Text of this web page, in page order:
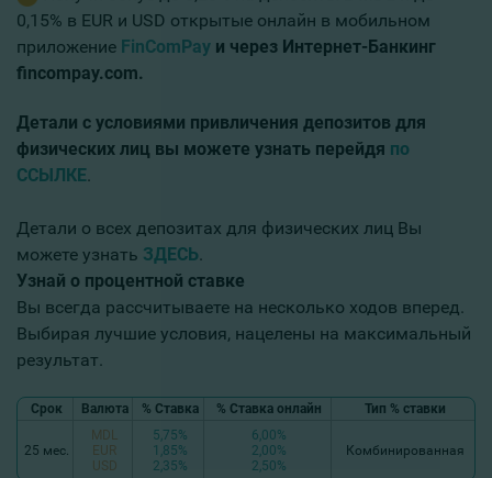
0,15% в EUR и USD открытые онлайн в мобильном
приложение FinComPay и через Интернет-Банкинг
fincompay.com.
Детали с условиями привличения депозитов для
физических лиц вы можете узнать перейдя по
ССЫЛКЕ.
Детали о всех депозитах для физических лиц Вы
можете узнать ЗДЕСЬ.
Узнай о процентной ставке
Вы всегда рассчитываете на несколько ходов вперед.
Выбирая лучшие условия, нацелены на максимальный
результат.
Срок Валюта % Ставка % Ставка онлайн Тип % ставки
25 мес.
MDL
EUR
USD
5,75%
1,85%
2,35%
6,00%
2,00%
2,50%
Комбинированная